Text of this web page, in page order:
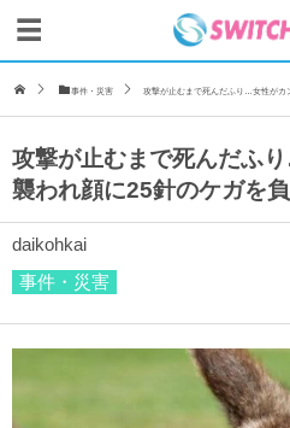
事件・災害 攻撃が止むまで死んだふり…女性がカ
攻撃が止むまで死んだふ
襲われ顔に25針のケガを負
daikohkai
事件・災害